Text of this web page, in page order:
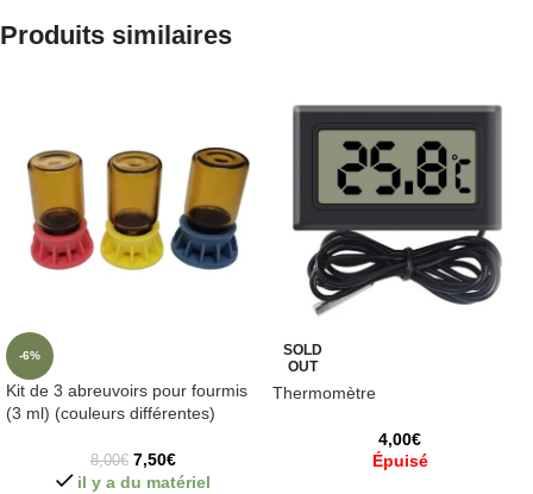
Produits similaires
-6%
Kit de 3 abreuvoirs pour fourmis
(3 ml) (couleurs différentes)
8,00€ 7,50€
il y a du matériel
SOLD
OUT
Thermomètre
4,00€
Épuisé